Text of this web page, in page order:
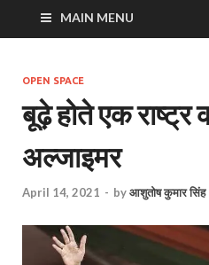
MAIN MENU
OPEN SPACE
बूढ़े होते एक राष्ट्र
अल्जाइमर
April 14, 2021 - byआशुतोष कुमार सिंह